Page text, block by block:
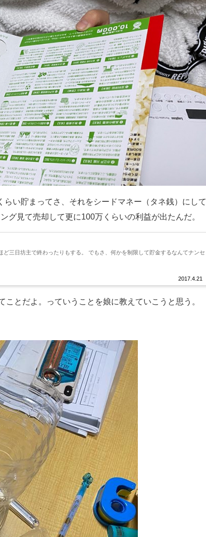
い貯まってさ、それをシードマネー（タネ銭）にして
グ見て売却して更に100万くらいの利益が出たんだ。
2017.4.21
三日坊主で終わったりもする。 でもさ、何かを制限して貯金するなんてナンセ
とだよ。っていうことを娘に教えていこうと思う。